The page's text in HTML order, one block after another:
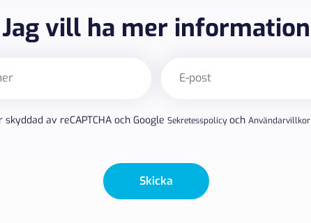
Jag vill ha mer information
post
av reCAPTCHA och Google Sekretesspolicy och Användarvillkor
Skicka